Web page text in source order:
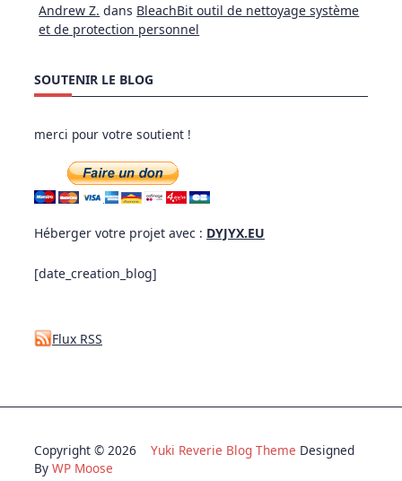
Andrew Z. dans BleachBit outil de nettoyage système
et de protection personnel
SOUTENIR LE BLOG
merci pour votre soutient !
Héberger votre projet avec : DYJYX.EU
[date_creation_blog]
Flux RSS
Copyright © 2026 Yuki Reverie Blog Theme Designed
By WP Moose